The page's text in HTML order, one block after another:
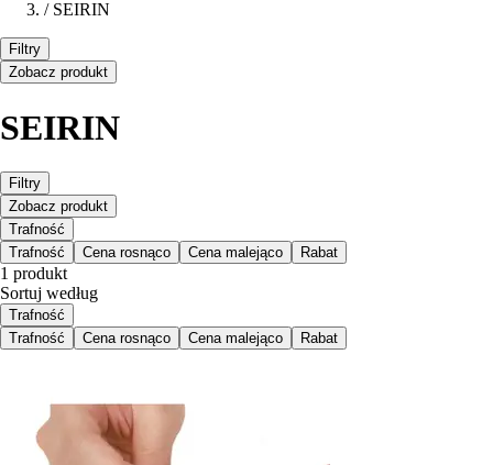
/ SEIRIN
Filtry
Zobacz produkt
SEIRIN
Filtry
Zobacz produkt
Trafność
Trafność
Cena rosnąco Cena malejąco Rabat
1 produkt
Sortuj według
Trafność
Trafność
Cena rosnąco Cena malejąco Rabat